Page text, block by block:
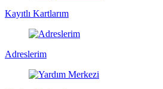
Kayıtlı Kartlarım
Adreslerim